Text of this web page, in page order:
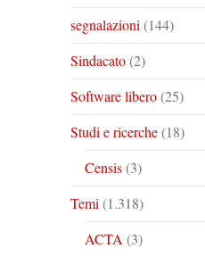
segnalazioni (144)
Sindacato(2)
Software libero(25)
Studi e ricerche(18)
Censis(3)
Temi (1.318)
ACTA (3)